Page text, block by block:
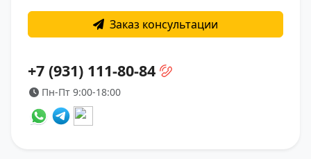
Заказ консультации
+7 (931) 111-80-84
Пн-Пт 9:00-18:00